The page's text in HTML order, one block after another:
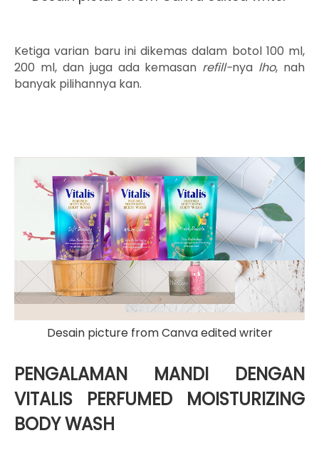
Ketiga varian baru ini dikemas dalam botol 100 ml,
200 ml, dan juga ada kemasan refill-nya lho, nah
banyak pilihannya kan.
Desain picture from Canva edited writer
PENGALAMAN MANDI DENGAN
VITALIS PERFUMED MOISTURIZING
BODY WASH